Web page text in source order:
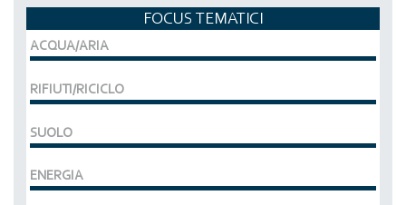
FOCUS TEMATICI
ACQUA/ARIA
RIFIUTI/RICICLO
SUOLO
ENERGIA